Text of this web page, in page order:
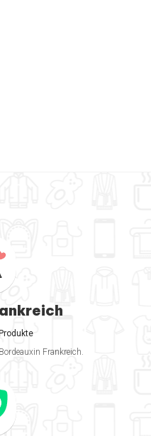
Frankreich.